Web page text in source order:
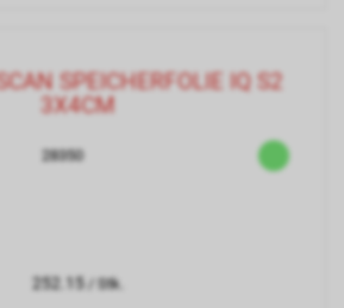
SPEICHERFOLIE IQ S2
3X4CM
28350
252.15/ Stk.